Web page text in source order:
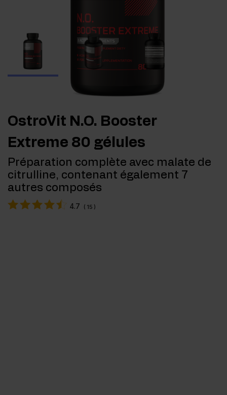
OstroVit N.O. Booster
Extreme 80 gélules
Préparation complète avec malate de
citrulline, contenant également 7
autres composés
4.7 ( 15 )